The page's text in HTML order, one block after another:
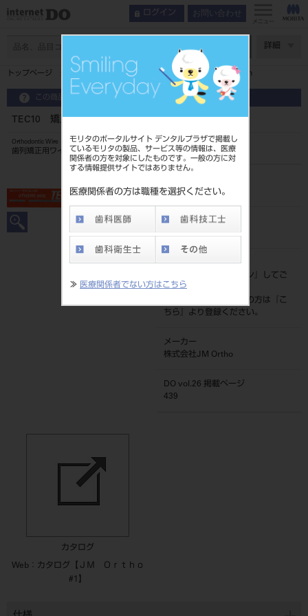
モリタのポータルサイト デンタルプラザで掲載し
ているモリタの製品、サービス等の情報は、医療
関係者の方を対象にしたものです。一般の方に対
する情報提供サイトではありません。
医療関係者の方は職種を選択ください。
≫ 医療関係者でない方はこちら
ログイン お問い合わせ
メニュー
詳細
トップページ TEC10 矯正ワイヤー テクノフレックス 1．0mm
この商品に関するお問い合わせ
TEC10 矯正ワイヤー テクノフレックス 1．0mm
Orthodontic Wire
歯列矯正用ワイヤ
2063504581.0
JAN/EANコード
標準価格
ログイン
』してご
覧ください。
ネット会員登録がまだの方は『
こ
ちら
』より登録ください。
メーカー
株式会社JM Ortho
DO vol.26 掲載ページ
439
カタログ
Web：カタログ【ＪＭ Ｏｒｔｈｏ
#1】